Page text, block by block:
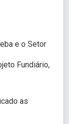
e o Setor
Fundiário,
as